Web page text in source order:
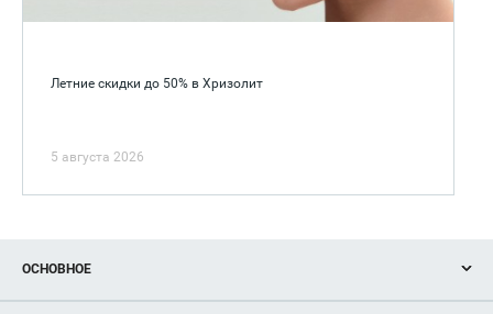
Летние скидки до 50% в Хризолит
5 августа 2026
ОСНОВНОЕ